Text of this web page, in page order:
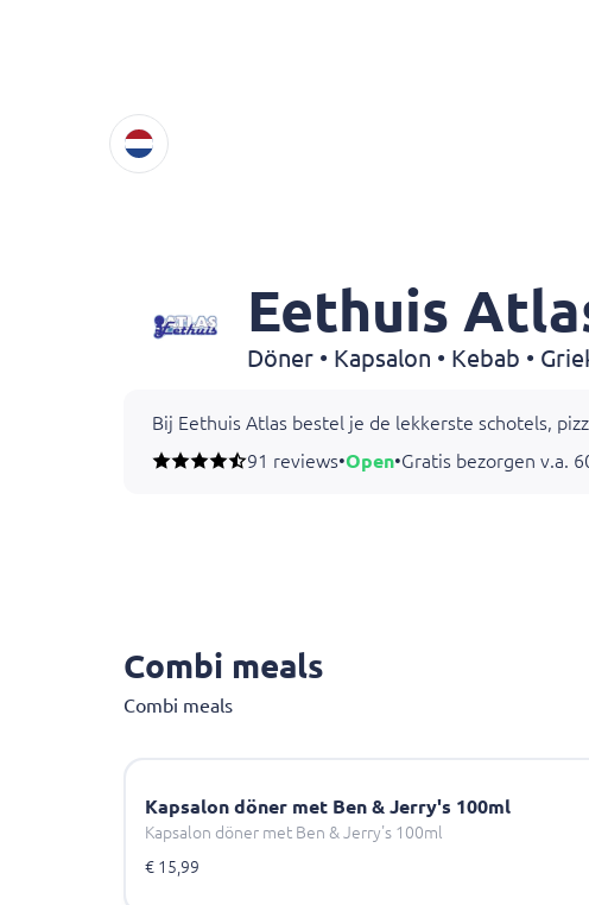
Eethuis
Döner • Kapsalon • Kebab •
Bij Eethuis Atlas bestel je de lekkerste schotels,
91 reviews•Open•Gratis bezorgen v.a.
Combi meals
Combi meals
Kapsalon döner met Ben & Jerry's 100ml
Kapsalon döner met Ben & Jerry's 100ml
€ 15,99